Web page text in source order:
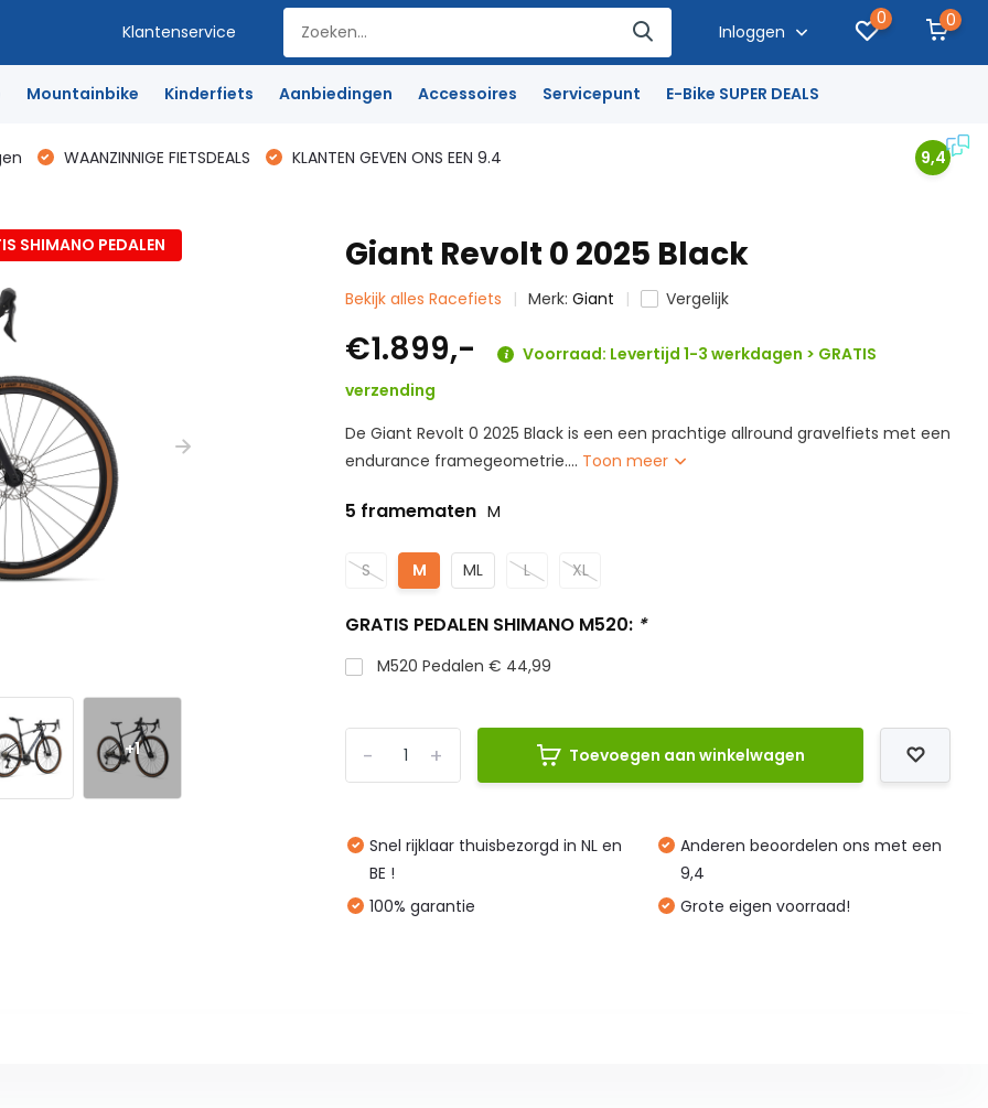
Klantenservice Inloggen
0 0
Mountainbike Kinderfiets Aanbiedingen Accessoires Servicepunt E-Bike SUPER DEALS
WAANZINNIGE FIETSDEALS KLANTEN GEVEN ONS EEN 9.4 9,4
SHIMANO PEDALEN
+1
Giant Revolt 0 2025 Black
Bekijk alles Racefiets Merk:Giant Vergelijk
€1.899,-
Voorraad: Levertijd 1-3 werkdagen > GRATIS
verzending
De Giant Revolt 0 2025 Black is een een prachtige allround gravelfiets met een
endurance framegeometrie.... Toon meer
5 framematen M
S M ML L XL
GRATIS PEDALEN SHIMANO M520: *
M520 Pedalen € 44,99
+
- Toevoegen aan winkelwagen
Snel rijklaar thuisbezorgd in NL en
BE !
100% garantie
Anderen beoordelen ons met een
9,4
Grote eigen voorraad!